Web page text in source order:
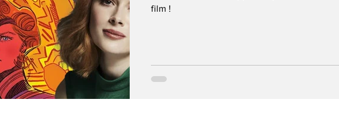
film !